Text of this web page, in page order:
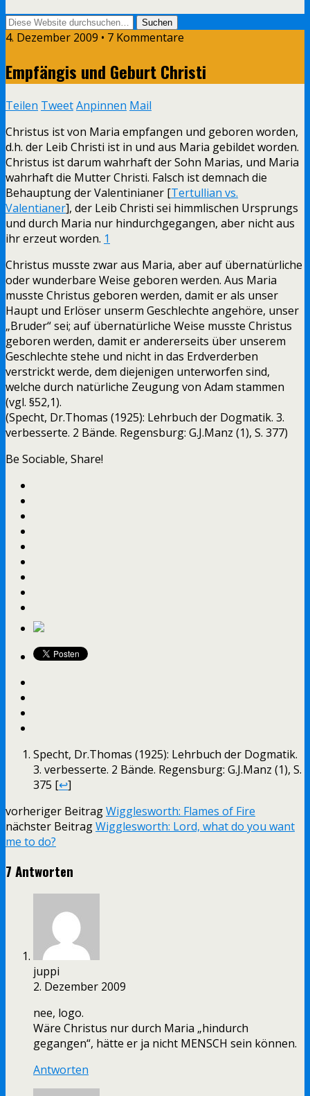
4. Dezember 2009 • 7 Kommentare
Empfängis und Geburt Christi
Teilen TweetAnpinnen Mail
Christus ist von Maria empfangen und geboren worden,
d.h. der Leib Christi ist in und aus Maria gebildet worden.
Christus ist darum wahrhaft der Sohn Marias, und Maria
wahrhaft die Mutter Christi. Falsch ist demnach die
Behauptung der Valentinianer [Tertullian vs.
Valentianer], der Leib Christi sei himmlischen Ursprungs
und durch Maria nur hindurchgegangen, aber nicht aus
ihr erzeut worden. 1
Christus musste zwar aus Maria, aber auf übernatürliche
oder wunderbare Weise geboren werden. Aus Maria
musste Christus geboren werden, damit er als unser
Haupt und Erlöser unserm Geschlechte angehöre, unser
„Bruder“ sei; auf übernatürliche Weise musste Christus
geboren werden, damit er andererseits über unserem
Geschlechte stehe und nicht in das Erdverderben
verstrickt werde, dem diejenigen unterworfen sind,
welche durch natürliche Zeugung von Adam stammen
(vgl. §52,1).
(Specht, Dr.Thomas (1925): Lehrbuch der Dogmatik. 3.
verbesserte. 2 Bände. Regensburg: G.J.Manz (1), S. 377)
Be Sociable, Share!
Specht, Dr.Thomas (1925): Lehrbuch der Dogmatik.
3. verbesserte. 2 Bände. Regensburg: G.J.Manz (1), S.
375 [↩]
vorheriger BeitragWigglesworth: Flames of Fire
nächster BeitragWigglesworth: Lord, what do you want
me to do?
7 Antworten
juppi
2. Dezember 2009
nee, logo.
Wäre Christus nur durch Maria „hindurch
gegangen“, hätte er ja nicht MENSCH sein können.
Antworten